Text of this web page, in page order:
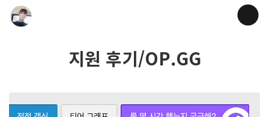
지원 후기/OP.GG